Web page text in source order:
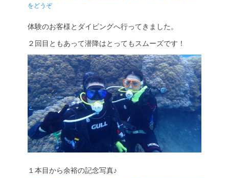
稿
をどうぞ
体験のお客様とダイビングへ行ってきました。
２回目ともあって潜降はとってもスムーズです！
１本目から余裕の記念写真♪